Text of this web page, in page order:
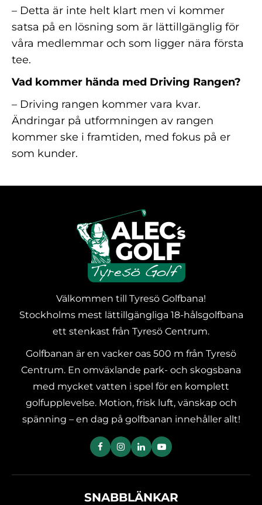
– Detta är inte helt klart men vi kommer
satsa på en lösning som är lättillgänglig för
våra medlemmar och som ligger nära första
tee.
Vad kommer hända med Driving Rangen?
– Driving rangen kommer vara kvar.
Ändringar på utformningen av rangen
kommer ske i framtiden, med fokus på er
som kunder.
SNABBLÄNKAR
Välkommen till Tyresö Golfbana!
Stockholms mest lättillgängliga 18-hålsgolfbana
ett stenkast från Tyresö Centrum.
Golfbanan är en vacker oas 500 m från Tyresö
Centrum. En omväxlande park- och skogsbana
med mycket vatten i spel för en komplett
golfupplevelse. Motion, frisk luft, vänskap och
spänning – en dag på golfbanan innehåller allt!